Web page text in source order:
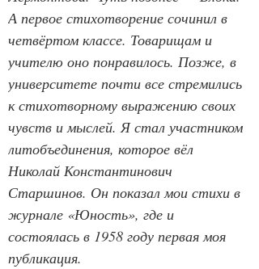
А первое стихотворение сочинил в
четвёртом классе. Товарищам и
учителю оно понравилось. Позже, в
университете почти все стремились
к стихотворному выражению своих
чувств и мыслей. Я стал участником
литобъединения, которое вёл
Николай Константинович
Старшинов. Он показал мои стихи в
журнале «Юность», где и
состоялась в 1958 году первая моя
публикация.